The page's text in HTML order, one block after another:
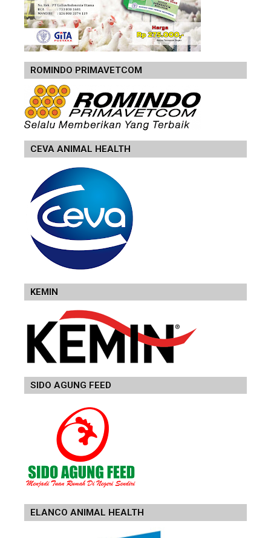
ROMINDO PRIMAVETCOM
CEVA ANIMAL HEALTH
KEMIN
SIDO AGUNG FEED
ELANCO ANIMAL HEALTH